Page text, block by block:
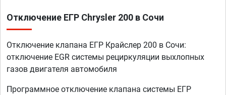
Отключение ЕГР Chrysler 200 в Сочи
Отключение клапана ЕГР Крайслер 200 в Сочи:
отключение EGR системы рециркуляции выхлопных
газов двигателя автомобиля
Программное отключение клапана системы ЕГР